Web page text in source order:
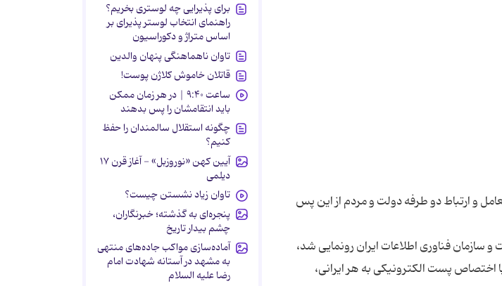
و ارتباط دو طرفه دولت و مردم از این پس
فناوری اطلاعات ایران رونمایی شد،
اختصاص پست الکترونیکی به هر ایرانی،
برای پذیرایی چه لوستری بخریم؟
راهنمای انتخاب لوستر پذیرای بر
اساس متراژ و دکوراسیون
تاوان ناهماهنگی پنهان والدین
قاتلان خاموش کلاژن پوست!
ساعت ۹:۴۰ | در هر زمان ممکن
باید انتقامشان را پس بدهند
چگونه استقلال سالمندان را حفظ
کنیم؟
آیین کهن «نوروزبل» - آغاز قرن ۱۷
دیلمی
تاوان زیاد نشستن چیست؟
پنجره‌ای به گذشته؛ خبرنگاران،
چشم بیدار تاریخ
آماده‌سازی مواکب جاده‌های منتهی
به مشهد در آستانه شهادت امام
رضا علیه السلام